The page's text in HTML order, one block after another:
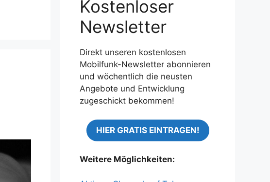
Kostenloser
Newsletter
Direkt unseren kostenlosen
Mobilfunk-Newsletter abonnieren
und wöchentlich die neusten
Angebote und Entwicklung
zugeschickt bekommen!
HIER GRATIS EINTRAGEN!
Weitere Möglichkeiten: